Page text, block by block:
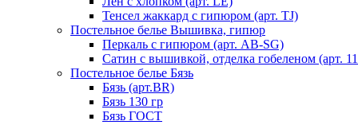
Тенсел жаккард с гипюром (арт. TJ)
Постельное белье Вышивка, гипюр
Перкаль с гипюром (арт. AB-SG)
Сатин с вышивкой, отделка гобеленом (арт.
Постельное белье Бязь
Бязь (арт.BR)
Бязь 130 гр
Бязь ГОСТ